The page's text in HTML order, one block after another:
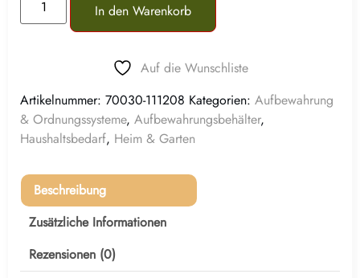
In den Warenkorb
Auf die Wunschliste
Artikelnummer: 70030-111208 Kategorien: Aufbewahrung
& Ordnungssysteme, Aufbewahrungsbehälter,
Haushaltsbedarf, Heim & Garten
Beschreibung
Zusätzliche Informationen
Rezensionen (0)